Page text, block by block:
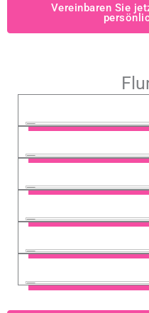
Vereinbaren Sie